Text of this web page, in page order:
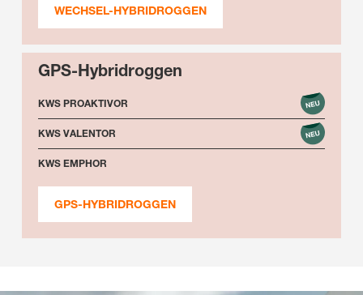
WECHSEL-HYBRIDROGGEN
GPS-Hybridroggen
KWS PROAKTIVOR
KWS VALENTOR
KWS EMPHOR
GPS-HYBRIDROGGEN